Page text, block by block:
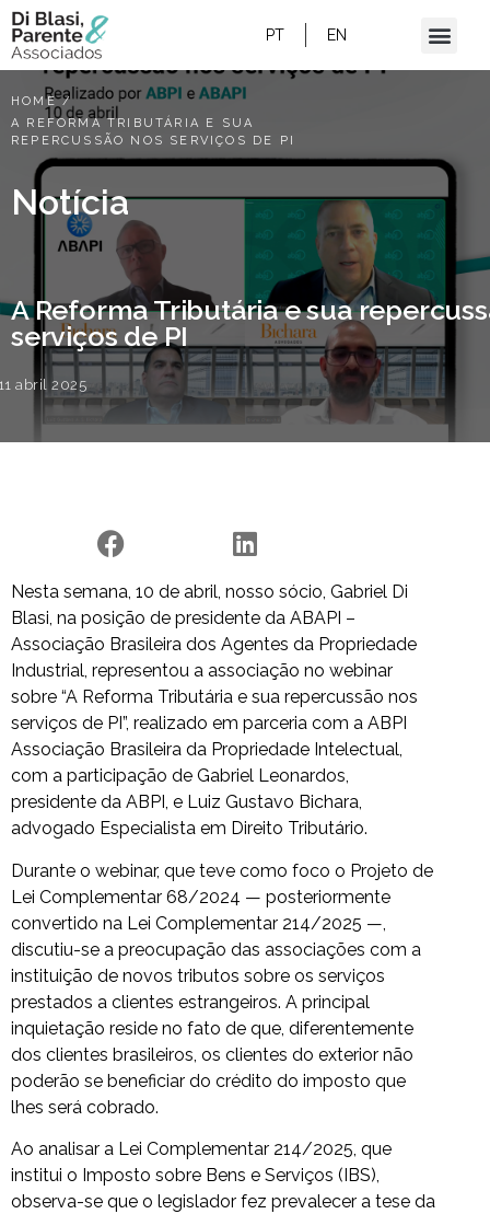
PT EN
HOME/
A REFORMA TRIBUTÁRIA E SUA
REPERCUSSÃO NOS SERVIÇOS DE PI
Notícia
A Reforma Tributária e sua
serviços de PI
abril 2025
Nesta semana, 10 de abril, nosso sócio, Gabriel Di
Blasi, na posição de presidente da ABAPI –
Associação Brasileira dos Agentes da Propriedade
Industrial, representou a associação no webinar
sobre “A Reforma Tributária e sua repercussão nos
serviços de PI”, realizado em parceria com a ABPI
Associação Brasileira da Propriedade Intelectual,
com a participação de Gabriel Leonardos,
presidente da ABPI, e Luiz Gustavo Bichara,
advogado Especialista em Direito Tributário.
Durante o webinar, que teve como foco o Projeto de
Lei Complementar 68/2024 — posteriormente
convertido na Lei Complementar 214/2025 —,
discutiu-se a preocupação das associações com a
instituição de novos tributos sobre os serviços
prestados a clientes estrangeiros. A principal
inquietação reside no fato de que, diferentemente
dos clientes brasileiros, os clientes do exterior não
poderão se beneficiar do crédito do imposto que
lhes será cobrado.
Ao analisar a Lei Complementar 214/2025, que
institui o Imposto sobre Bens e Serviços (IBS),
observa-se que o legislador fez prevalecer a tese da